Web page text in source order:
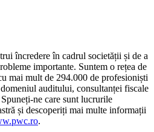
încredere în cadrul societății și de a
importante. Suntem o rețea de
mai mult de 294.000 de profesioniști
auditului, consultanței fiscale
ne care sunt lucrurile
și descoperiți mai multe informații
.